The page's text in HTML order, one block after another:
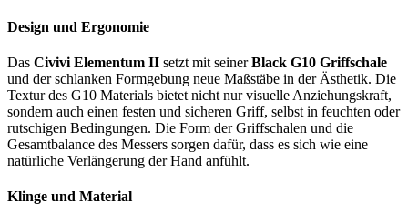
Design und Ergonomie
Das Civivi Elementum II setzt mit seinerBlack G10 Griffschale
und der schlanken Formgebung neue Maßstäbe in der Ästhetik. Die
Textur des G10 Materials bietet nicht nur visuelle Anziehungskraft,
sondern auch einen festen und sicheren Griff, selbst in feuchten oder
rutschigen Bedingungen. Die Form der Griffschalen und die
Gesamtbalance des Messers sorgen dafür, dass es sich wie eine
natürliche Verlängerung der Hand anfühlt.
Klinge und Material